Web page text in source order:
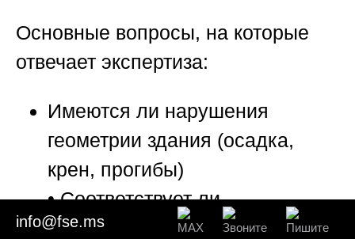
Основные вопросы, на которые
отвечает экспертиза:
Имеются ли нарушения
геометрии здания (осадка,
крен, прогибы)
• Соответствует ли
фактическая прочность блоков
info@fse.ms